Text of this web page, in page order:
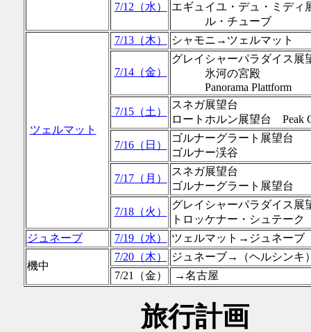
7/12（水）
エギュイユ・デュ・ミディ
ル・チューブ
ツェルマット
7/13（木） シャモニ→ツェルマット
7/14（金）
グレイシャーパラダイス展
氷河の宮殿
Panorama Plattform
7/15（土）
スネガ展望台
ロートホルン展望台 Peak
7/16（日）
ゴルナーグラート展望台
ゴルナー渓谷
7/17（月）
スネガ展望台
ゴルナーグラート展望台
7/18（火）
グレイシャーパラダイス展
トロッケナー・シュテー
ジュネーブ
7/19（水） ツェルマット→ジュネー
機中
7/20（木）
ジュネーブ→（ヘルシンキ
7/21（金）
→名古屋
旅行計画